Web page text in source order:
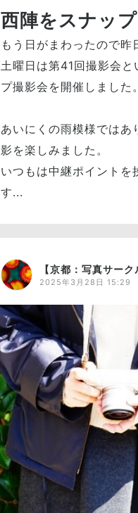
西陣をスナップ
もう日がまわったので
土曜日は第41回撮影会
プ撮影会を開催しました。
あいにくの雨模様ではあ
影を楽しみました。
いつもは中継ポイントを
す...
【京都：写真サー
2025年3月28日 15:29